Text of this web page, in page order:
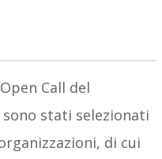
Call del
stati selezionati
di cui